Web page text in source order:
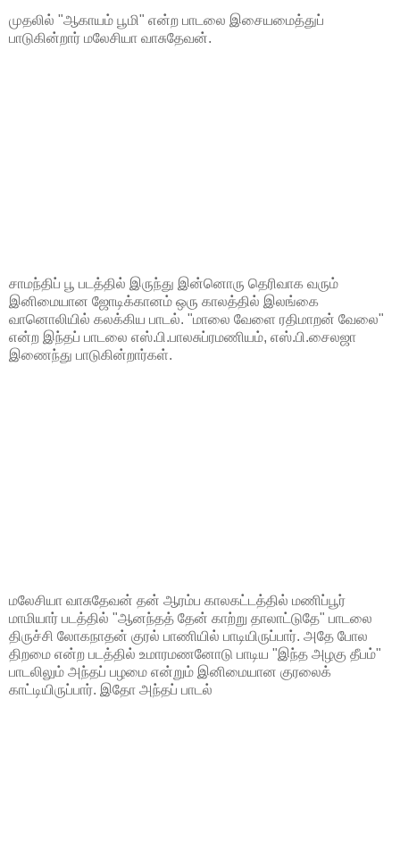
முதலில் "ஆகாயம் பூமி" என்ற பாடலை இசையமைத்துப்
பாடுகின்றார் மலேசியா வாசுதேவன்.
சாமந்திப் பூ படத்தில் இருந்து இன்னொரு தெரிவாக வரும்
இனிமையான ஜோடிக்கானம் ஒரு காலத்தில் இலங்கை
வானொலியில் கலக்கிய பாடல். "மாலை வேளை ரதிமாறன் வேலை"
என்ற இந்தப் பாடலை எஸ்.பி.பாலசுப்ரமணியம், எஸ்.பி.சைலஜா
இணைந்து பாடுகின்றார்கள்.
மலேசியா வாசுதேவன் தன் ஆரம்ப காலகட்டத்தில் மணிப்பூர்
மாமியார் படத்தில் "ஆனந்தத் தேன் காற்று தாலாட்டுதே" பாடலை
திருச்சி லோகநாதன் குரல் பாணியில் பாடியிருப்பார். அதே போல
திறமை என்ற படத்தில் உமாரமணனோடு பாடிய "இந்த அழகு தீபம்"
பாடலிலும் அந்தப் பழமை என்றும் இனிமையான குரலைக்
காட்டியிருப்பார். இதோ அந்தப் பாடல்